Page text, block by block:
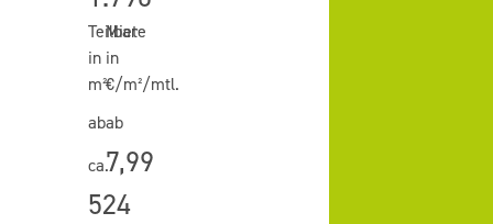
Teilbar
in
m²
ab
ca.
524
Miete
in
€/m²/mtl.
ab
7,99